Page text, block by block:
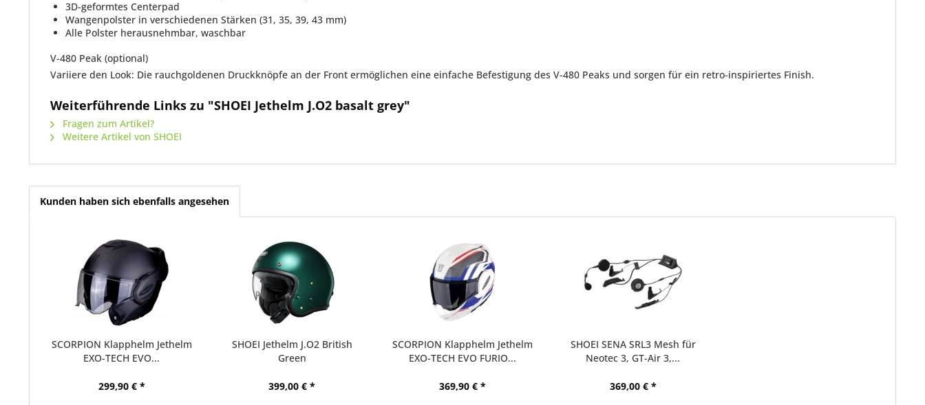
3D-geformtes Centerpad
Wangenpolster in verschiedenen Stärken (31, 35, 39, 43 mm)
Alle Polster herausnehmbar, waschbar
V-480 Peak (optional)
Variiere den Look: Die rauchgoldenen Druckknöpfe an der Front ermöglichen eine einfache Befestigung des V-480 Peaks und sorgen für ein retro-inspiriertes Finish.
Weiterführende Links zu "SHOEI Jethelm J.O2 basalt grey"
Fragen zum Artikel?
Weitere Artikel von SHOEI
Kunden haben sich ebenfalls angesehen
SCORPION Klapphelm Jethelm
EXO-TECH EVO...
299,90 € *
SHOEI Jethelm J.O2 British
Green
399,00 € *
SCORPION Klapphelm Jethelm
EXO-TECH EVO FURIO...
369,90 € *
SHOEI SENA SRL3 Mesh für
Neotec 3, GT-Air 3,...
369,00 € *